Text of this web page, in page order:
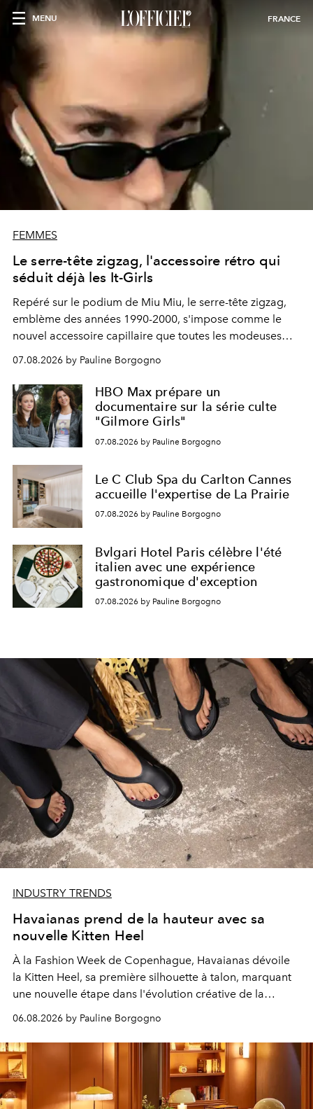
MENU FRANCE
FEMMES
Le serre-tête zigzag, l'accessoire rétro qui
séduit déjà les It-Girls
Repéré sur le podium de Miu Miu, le serre-tête zigzag,
emblème des années 1990-2000, s'impose comme le
nouvel accessoire capillaire que toutes les modeuses
s'arrachent déjà.
07.08.2026 by Pauline Borgogno
HBO Max prépare un
documentaire sur la série culte
"Gilmore Girls"
07.08.2026 by Pauline Borgogno
Le C Club Spa du Carlton Cannes
accueille l'expertise de La Prairie
07.08.2026 by Pauline Borgogno
Bvlgari Hotel Paris célèbre l'été
italien avec une expérience
gastronomique d'exception
07.08.2026 by Pauline Borgogno
INDUSTRY TRENDS
Havaianas prend de la hauteur avec sa
nouvelle Kitten Heel
À la Fashion Week de Copenhague, Havaianas dévoile
la Kitten Heel, sa première silhouette à talon, marquant
une nouvelle étape dans l'évolution créative de la
06.08.2026 by Pauline Borgogno